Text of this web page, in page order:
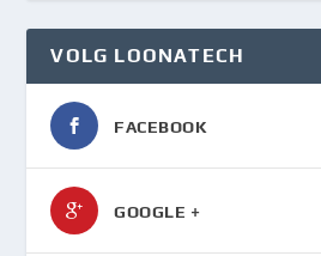
VOLG LOONATECH
FACEBOOK
GOOGLE +